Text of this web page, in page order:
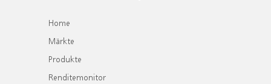
Home
Märkte
Produkte
Renditemonitor